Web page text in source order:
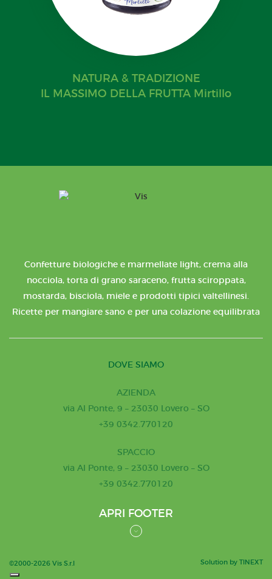
NATURA & TRADIZIONE
IL MASSIMO DELLA FRUTTA Mirtillo
Confetture biologiche e marmellate light, crema alla
nocciola, torta di grano saraceno, frutta sciroppata,
mostarda, bisciola, miele e prodotti tipici valtellinesi.
Ricette per mangiare sano e per una colazione equilibrata
DOVE SIAMO
AZIENDA
via Al Ponte, 9 – 23030 Lovero – SO
+39 0342.770120
SPACCIO
via Al Ponte, 9 – 23030 Lovero – SO
+39 0342.770120
APRI FOOTER
©2000-2026 Vis S.r.l Solution by TINEXT